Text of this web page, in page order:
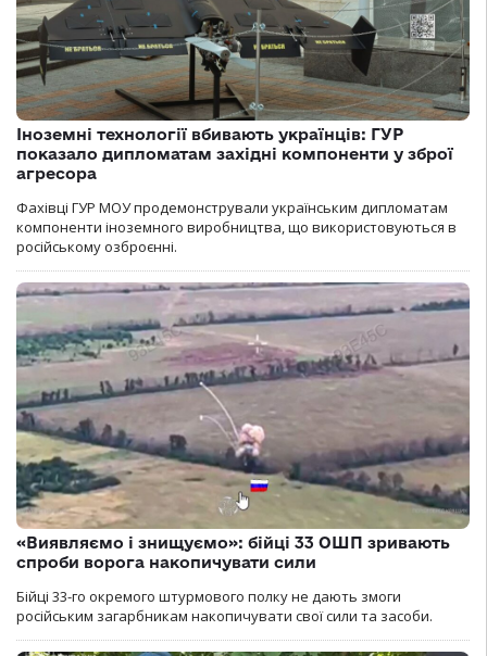
Іноземні технології вбивають українців: ГУР
показало дипломатам західні компоненти у зброї
агресора
Фахівці ГУР МОУ продемонстрували українським дипломатам
компоненти іноземного виробництва, що використовуються в
російському озброєнні.
«Виявляємо і знищуємо»: бійці 33 ОШП зривають
спроби ворога накопичувати сили
Бійці 33-го окремого штурмового полку не дають змоги
російським загарбникам накопичувати свої сили та засоби.